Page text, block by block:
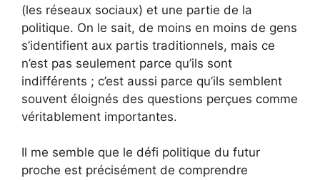
(les réseaux sociaux) et une partie de la
politique. On le sait, de moins en moins de gens
s’identifient aux partis traditionnels, mais ce
n’est pas seulement parce qu’ils sont
indifférents ; c’est aussi parce qu’ils semblent
souvent éloignés des questions perçues comme
véritablement importantes.
Il me semble que le défi politique du futur
proche est précisément de comprendre